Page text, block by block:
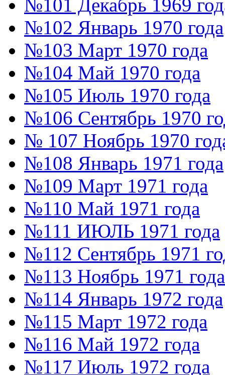
№101 Декабрь 1969
№102 Январь 1970 года
№103 Март 1970 года
№104 Май 1970 года
№105 Июль 1970 года
№106 Сентябрь 1970
№ 107 Ноябрь 1970
№108 Январь 1971 года
№109 Март 1971 года
№110 Май 1971 года
№111 ИЮЛЬ 1971 года
№112 Сентябрь 1971
№113 Ноябрь 1971 года
№114 Январь 1972 года
№115 Март 1972 года
№116 Май 1972 года
№117 Июль 1972 года